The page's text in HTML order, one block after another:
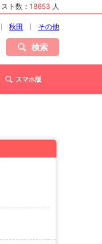
ト数： 18653 人
秋田 その他
検索
スマホ版